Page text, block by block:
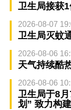
卫生局接获
2026-08-07
卫生局灭蚊
2026-08-06
天气持续酷
2026-08-06
卫生局于8
划” 致力构